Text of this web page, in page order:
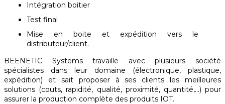
Intégration boitier
Test final
Mise en boite et expédition vers le
distributeur/client.
BEENETIC Systems travaille avec plusieurs société
spécialistes dans leur domaine (électronique, plastique,
expédition) et sait proposer à ses clients les meilleures
solutions (couts, rapidité, qualité, proximité, quantité,...) pour
assurer la production complète des produits IOT.